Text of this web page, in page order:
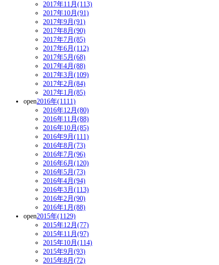
2017年11月(113)
2017年10月(91)
2017年9月(91)
2017年8月(90)
2017年7月(85)
2017年6月(112)
2017年5月(68)
2017年4月(88)
2017年3月(109)
2017年2月(84)
2017年1月(85)
open2016年(1111)
2016年12月(80)
2016年11月(88)
2016年10月(85)
2016年9月(111)
2016年8月(73)
2016年7月(96)
2016年6月(120)
2016年5月(73)
2016年4月(94)
2016年3月(113)
2016年2月(90)
2016年1月(88)
open2015年(1129)
2015年12月(77)
2015年11月(97)
2015年10月(114)
2015年9月(93)
2015年8月(72)